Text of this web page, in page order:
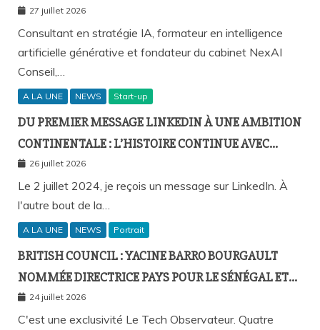
27 juillet 2026
Consultant en stratégie IA, formateur en intelligence
artificielle générative et fondateur du cabinet NexAI
Conseil,…
A LA UNE NEWS Start-up
DU PREMIER MESSAGE LINKEDIN À UNE AMBITION
CONTINENTALE : L’HISTOIRE CONTINUE AVEC
BIRAHIM FALL ET BICTORYS
26 juillet 2026
Le 2 juillet 2024, je reçois un message sur LinkedIn. À
l'autre bout de la…
A LA UNE NEWS Portrait
BRITISH COUNCIL : YACINE BARRO BOURGAULT
NOMMÉE DIRECTRICE PAYS POUR LE SÉNÉGAL ET
L’AFRIQUE FRANCOPHONE
24 juillet 2026
C'est une exclusivité Le Tech Observateur. Quatre